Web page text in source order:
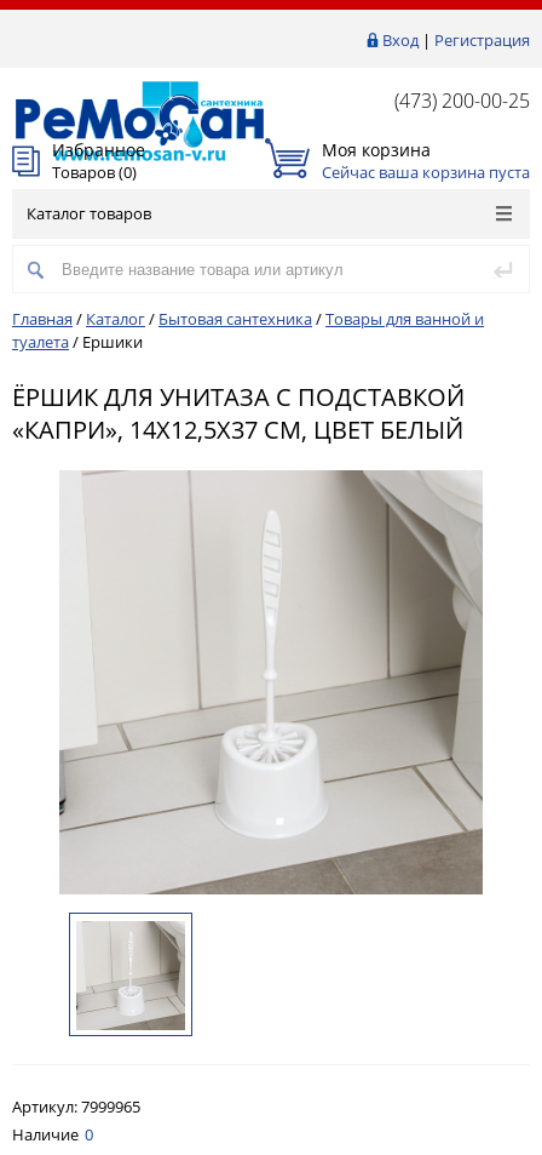
Вход| Регистрация
(473) 200-00-25
Избранное
Товаров (0)
Моя корзина
Сейчас ваша корзина пуста
Каталог товаров
Главная / Каталог/ Бытовая сантехника/Товары для ванной и
туалета/ Ершики
ЁРШИК ДЛЯ УНИТАЗА С ПОДСТАВКОЙ
«КАПРИ», 14Х12,5Х37 СМ, ЦВЕТ БЕЛЫЙ
Артикул:7999965
Наличие 0